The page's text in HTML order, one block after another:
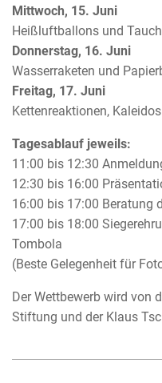
Mittwoch, 15. Juni
Heißluftballons und
Donnerstag, 16. Juni
Wasserraketen und
Freitag, 17. Juni
Kettenreaktionen,
Tagesablauf jeweils:
11:00 bis 12:30
12:30 bis 16:00
16:00 bis 17:00 Beratung
17:00 bis 18:00
Tombola
(Beste Gelegenheit für
Der Wettbewerb wird von
Stiftung und der Klaus